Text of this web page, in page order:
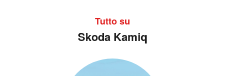
Tutto su
Skoda Kamiq